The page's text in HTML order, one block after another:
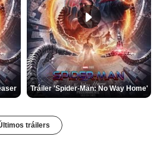
Tráiler 'Spider-Man: No Way Home'
tráilers